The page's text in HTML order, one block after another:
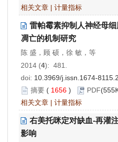
相关文章 | 计量指标
雷帕霉素抑制人神经母
凋亡的机制研究
陈 盛，顾 硕，徐 敏，等
2014 (4): 481.
doi: 10.3969/j.issn.1674-
摘要 ( 1656 ) PDF
相关文章 | 计量指标
右美托咪定对缺血-再灌
影响